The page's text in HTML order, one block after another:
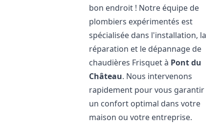
bon endroit ! Notre équipe de
plombiers expérimentés est
spécialisée dans l'installation, la
réparation et le dépannage de
chaudières Frisquet à Pont du
Château. Nous intervenons
rapidement pour vous garantir
un confort optimal dans votre
maison ou votre entreprise.